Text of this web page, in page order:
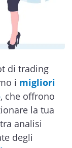
di trading
i migliori
, che offrono
la tua
analisi
degli